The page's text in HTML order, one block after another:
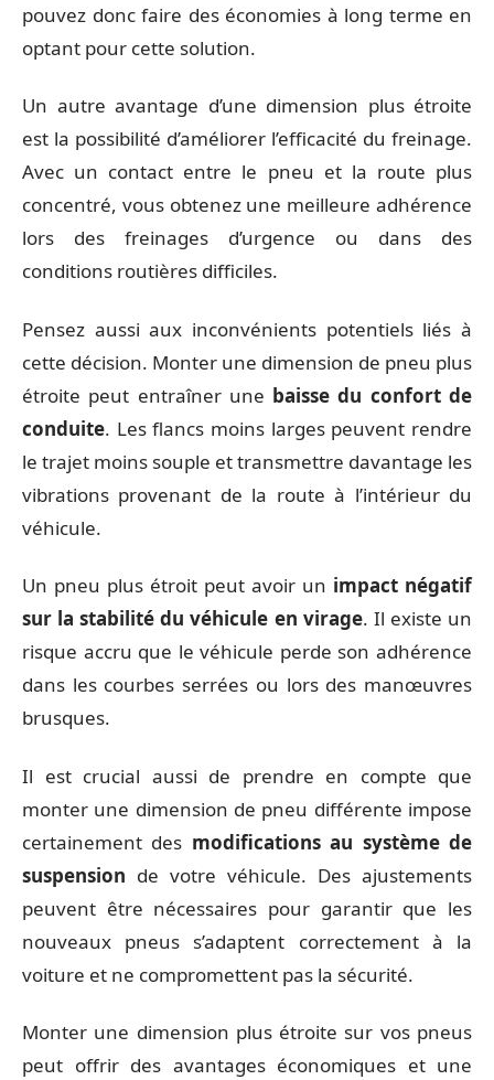
pouvez donc faire des économies à long terme en
optant pour cette solution.
Un autre avantage d’une dimension plus étroite
est la possibilité d’améliorer l’efficacité du freinage.
Avec un contact entre le pneu et la route plus
concentré, vous obtenez une meilleure adhérence
lors des freinages d’urgence ou dans des
conditions routières difficiles.
Pensez aussi aux inconvénients potentiels liés à
cette décision. Monter une dimension de pneu plus
étroite peut entraîner une baisse du confort de
conduite. Les flancs moins larges peuvent rendre
le trajet moins souple et transmettre davantage les
vibrations provenant de la route à l’intérieur du
véhicule.
Un pneu plus étroit peut avoir un impact négatif
sur la stabilité du véhicule en virage. Il existe un
risque accru que le véhicule perde son adhérence
dans les courbes serrées ou lors des manœuvres
brusques.
Il est crucial aussi de prendre en compte que
monter une dimension de pneu différente impose
certainement des modifications au système de
suspension de votre véhicule. Des ajustements
peuvent être nécessaires pour garantir que les
nouveaux pneus s’adaptent correctement à la
voiture et ne compromettent pas la sécurité.
Monter une dimension plus étroite sur vos pneus
peut offrir des avantages économiques et une